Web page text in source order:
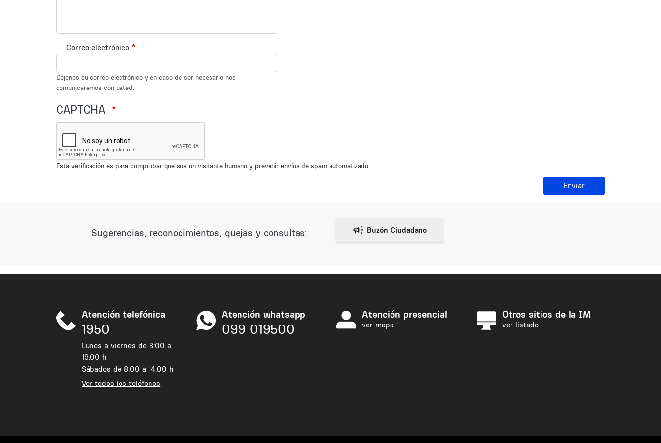
Correo electrónico
Déjenos su correo electrónico y en caso de ser necesario nos
comunicaremos con usted.
CAPTCHA
Esta verificación es para comprobar que sos un visitante humano y prevenir envíos de spam automatizado.
Enviar
Sugerencias, reconocimientos, quejas y consultas:
Atención telefónica
1950
Lunes a viernes de 8:00 a
19:00 h
Sábados de 8:00 a 14:00 h
Ver todos los teléfonos
Atención whatsapp
099 019500
Atención presencial
ver mapa
Otros sitios de la IM
ver listado